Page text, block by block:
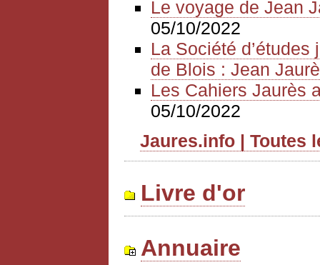
Le voyage de Jean
05/10/2022
La Société
de Blois : Jean
Les Cahiers Jaurès
05/10/2022
Jaures.info | Toutes
Livre d'or
Annuaire